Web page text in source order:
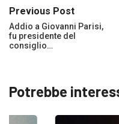
Previous Post
Addio a Giovanni Parisi,
fu presidente del
consiglio…
Potrebbe